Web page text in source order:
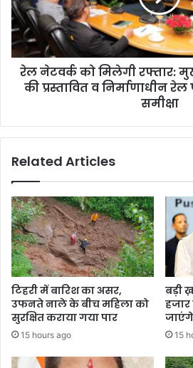
मुख्यमंत्री
धामी
ने
राज्य
प्रस्तावित
रेल
की
रेल नेटवर्क को मिलेगी रफ्तार:
की प्रस्तावित व निर्माणाधीन
समीक्षा
Related Articles
टिहरी में बारिश का असर,
उफनते नाले के बीच महिला को
सुरक्षित कराया गया पार
15 hours ago
बड़ी
जाएंगे
15